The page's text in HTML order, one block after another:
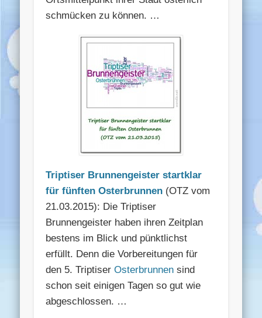
schmücken zu können. …
Triptiser Brunnengeister startklar
für fünften Osterbrunnen (OTZ vom
21.03.2015): Die Triptiser
Brunnengeister haben ihren Zeitplan
bestens im Blick und pünktlichst
erfüllt. Denn die Vorbereitungen für
den 5. TriptiserOsterbrunnen sind
schon seit einigen Tagen so gut wie
abgeschlossen. …